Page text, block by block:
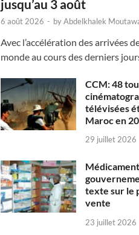
jusqu’au 3 août
6 août 2026 - byAbdelkhalek
Avec l’accélération des arrivées
monde au cours des derniers
CCM: 48
télévisées
Maroc en
29 juillet 2026
texte sur le
vente
23 juillet 2026